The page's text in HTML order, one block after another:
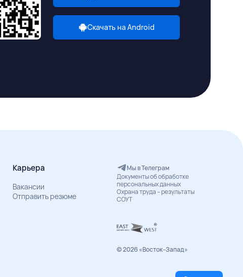
Скачать на Android
Карьера
Вакансии
Отправить резюме
Мы в Телеграм
Документы об обработке
персональных данных
Охрана труда – результаты
СОУТ
© 2026 «Восток–Запад»